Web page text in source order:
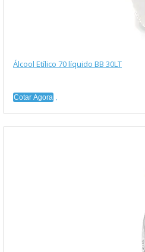
Álcool Etílico 70 líquido BB 30LT
Cotar Agora